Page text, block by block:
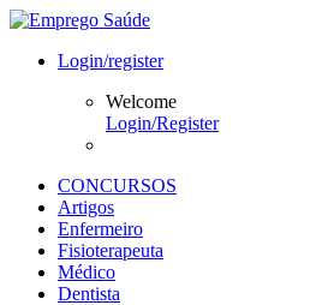
Login/register
Welcome
Login/Register
CONCURSOS
Artigos
Enfermeiro
Fisioterapeuta
Médico
Dentista